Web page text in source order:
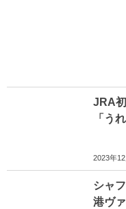
JRA
「う
2023年
シャ
港ヴ